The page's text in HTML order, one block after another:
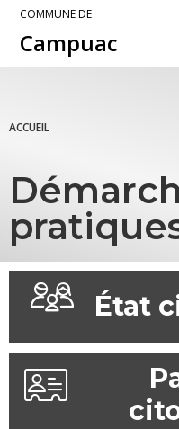
COMMUNE DE
Campuac
ACCUEIL
État